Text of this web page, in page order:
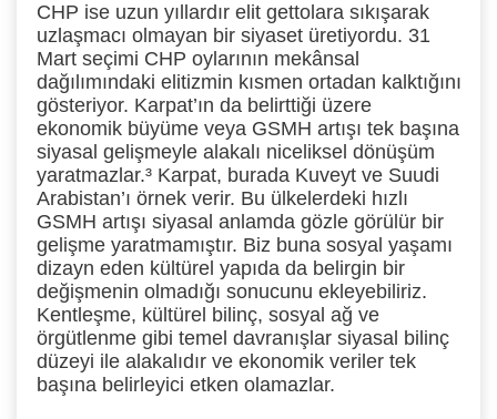
CHP ise uzun yıllardır elit gettolara sıkışarak
uzlaşmacı olmayan bir siyaset üretiyordu. 31
Mart seçimi CHP oylarının mekânsal
dağılımındaki elitizmin kısmen ortadan kalktığını
gösteriyor. Karpat’ın da belirttiği üzere
ekonomik büyüme veya GSMH artışı tek başına
siyasal gelişmeyle alakalı niceliksel dönüşüm
yaratmazlar.³Karpat, burada Kuveyt ve Suudi
Arabistan’ı örnek verir. Bu ülkelerdeki hızlı
GSMH artışı siyasal anlamda gözle görülür bir
gelişme yaratmamıştır. Biz buna sosyal yaşamı
dizayn eden kültürel yapıda da belirgin bir
değişmenin olmadığı sonucunu ekleyebiliriz.
Kentleşme, kültürel bilinç, sosyal ağ ve
örgütlenme gibi temel davranışlar siyasal bilinç
düzeyi ile alakalıdır ve ekonomik veriler tek
başına belirleyici etken olamazlar.